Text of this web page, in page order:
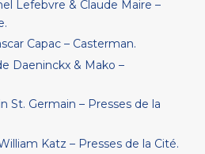
Lefebvre & Claude Maire –
Capac – Casterman.
Daeninckx & Mako –
St. Germain – Presses de la
Katz – Presses de la Cité.